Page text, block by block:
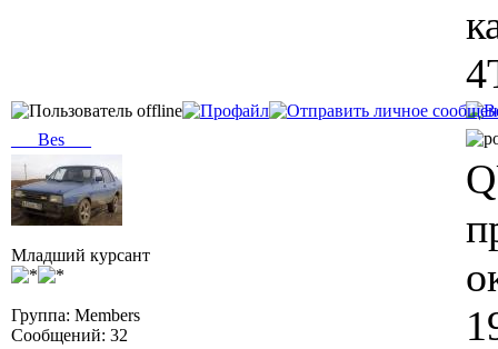
___Bes___
Младший курсант
Группа: Members
Сообщений: 32